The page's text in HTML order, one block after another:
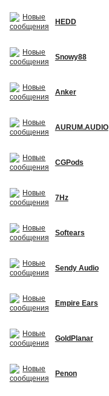
HEDD
Snowy88
Anker
AURUM.AUDIO
CGPods
7Hz
Softears
Sendy Audio
Empire Ears
GoldPlanar
Penon